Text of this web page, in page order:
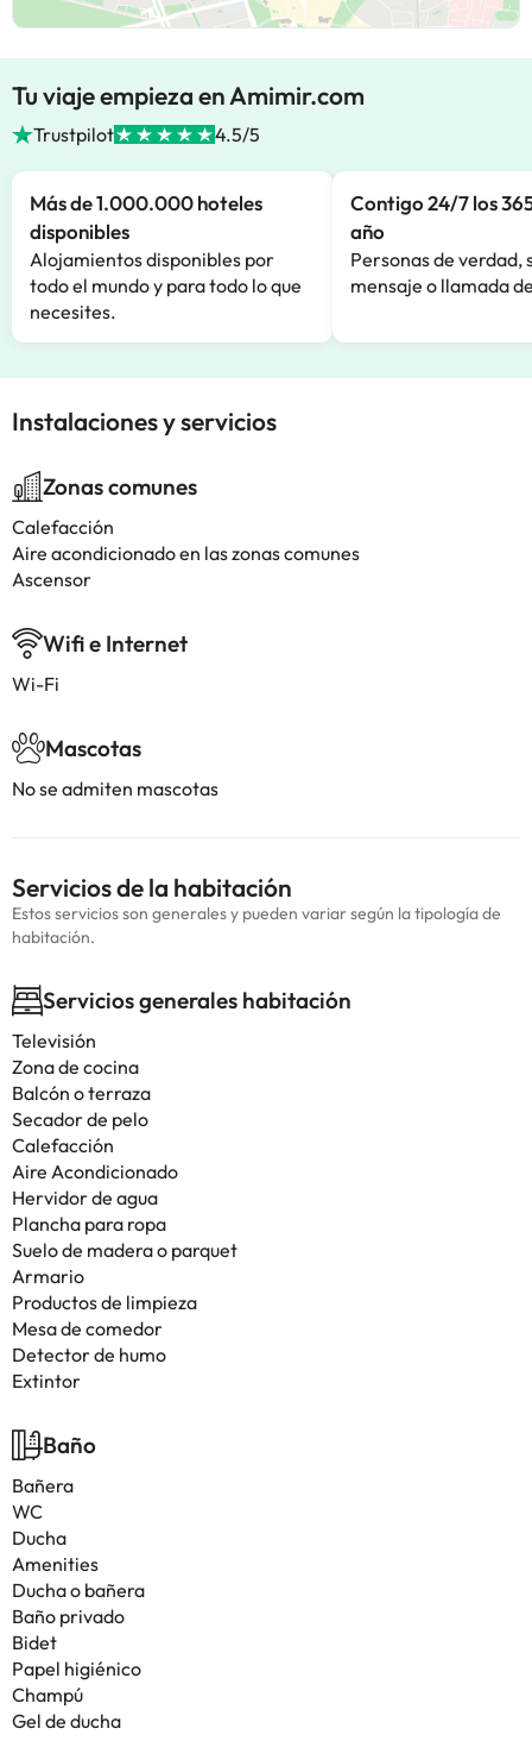
Tu viaje empieza en Amimir.com
Trustpilot 4.5/5
Más de 1.000.000 hoteles
disponibles
Alojamientos disponibles por
todo el mundo y para todo lo que
necesites.
Contigo 24/7 los
año
Personas de verdad,
mensaje o llamada
Instalaciones y servicios
Zonas comunes
Calefacción
Aire acondicionado en las zonas comunes
Ascensor
Wifi e Internet
Wi-Fi
Mascotas
No se admiten mascotas
Servicios de la habitación
Estos servicios son generales y pueden variar según la tipología de
habitación.
Servicios generales habitación
Televisión
Zona de cocina
Balcón o terraza
Secador de pelo
Calefacción
Aire Acondicionado
Hervidor de agua
Plancha para ropa
Suelo de madera o parquet
Armario
Productos de limpieza
Mesa de comedor
Detector de humo
Extintor
Baño
Bañera
WC
Ducha
Amenities
Ducha o bañera
Baño privado
Bidet
Papel higiénico
Champú
Gel de ducha